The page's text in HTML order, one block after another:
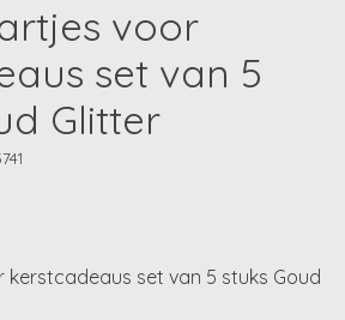
voor
set van 5
Glitter
set van 5 stuks Goud